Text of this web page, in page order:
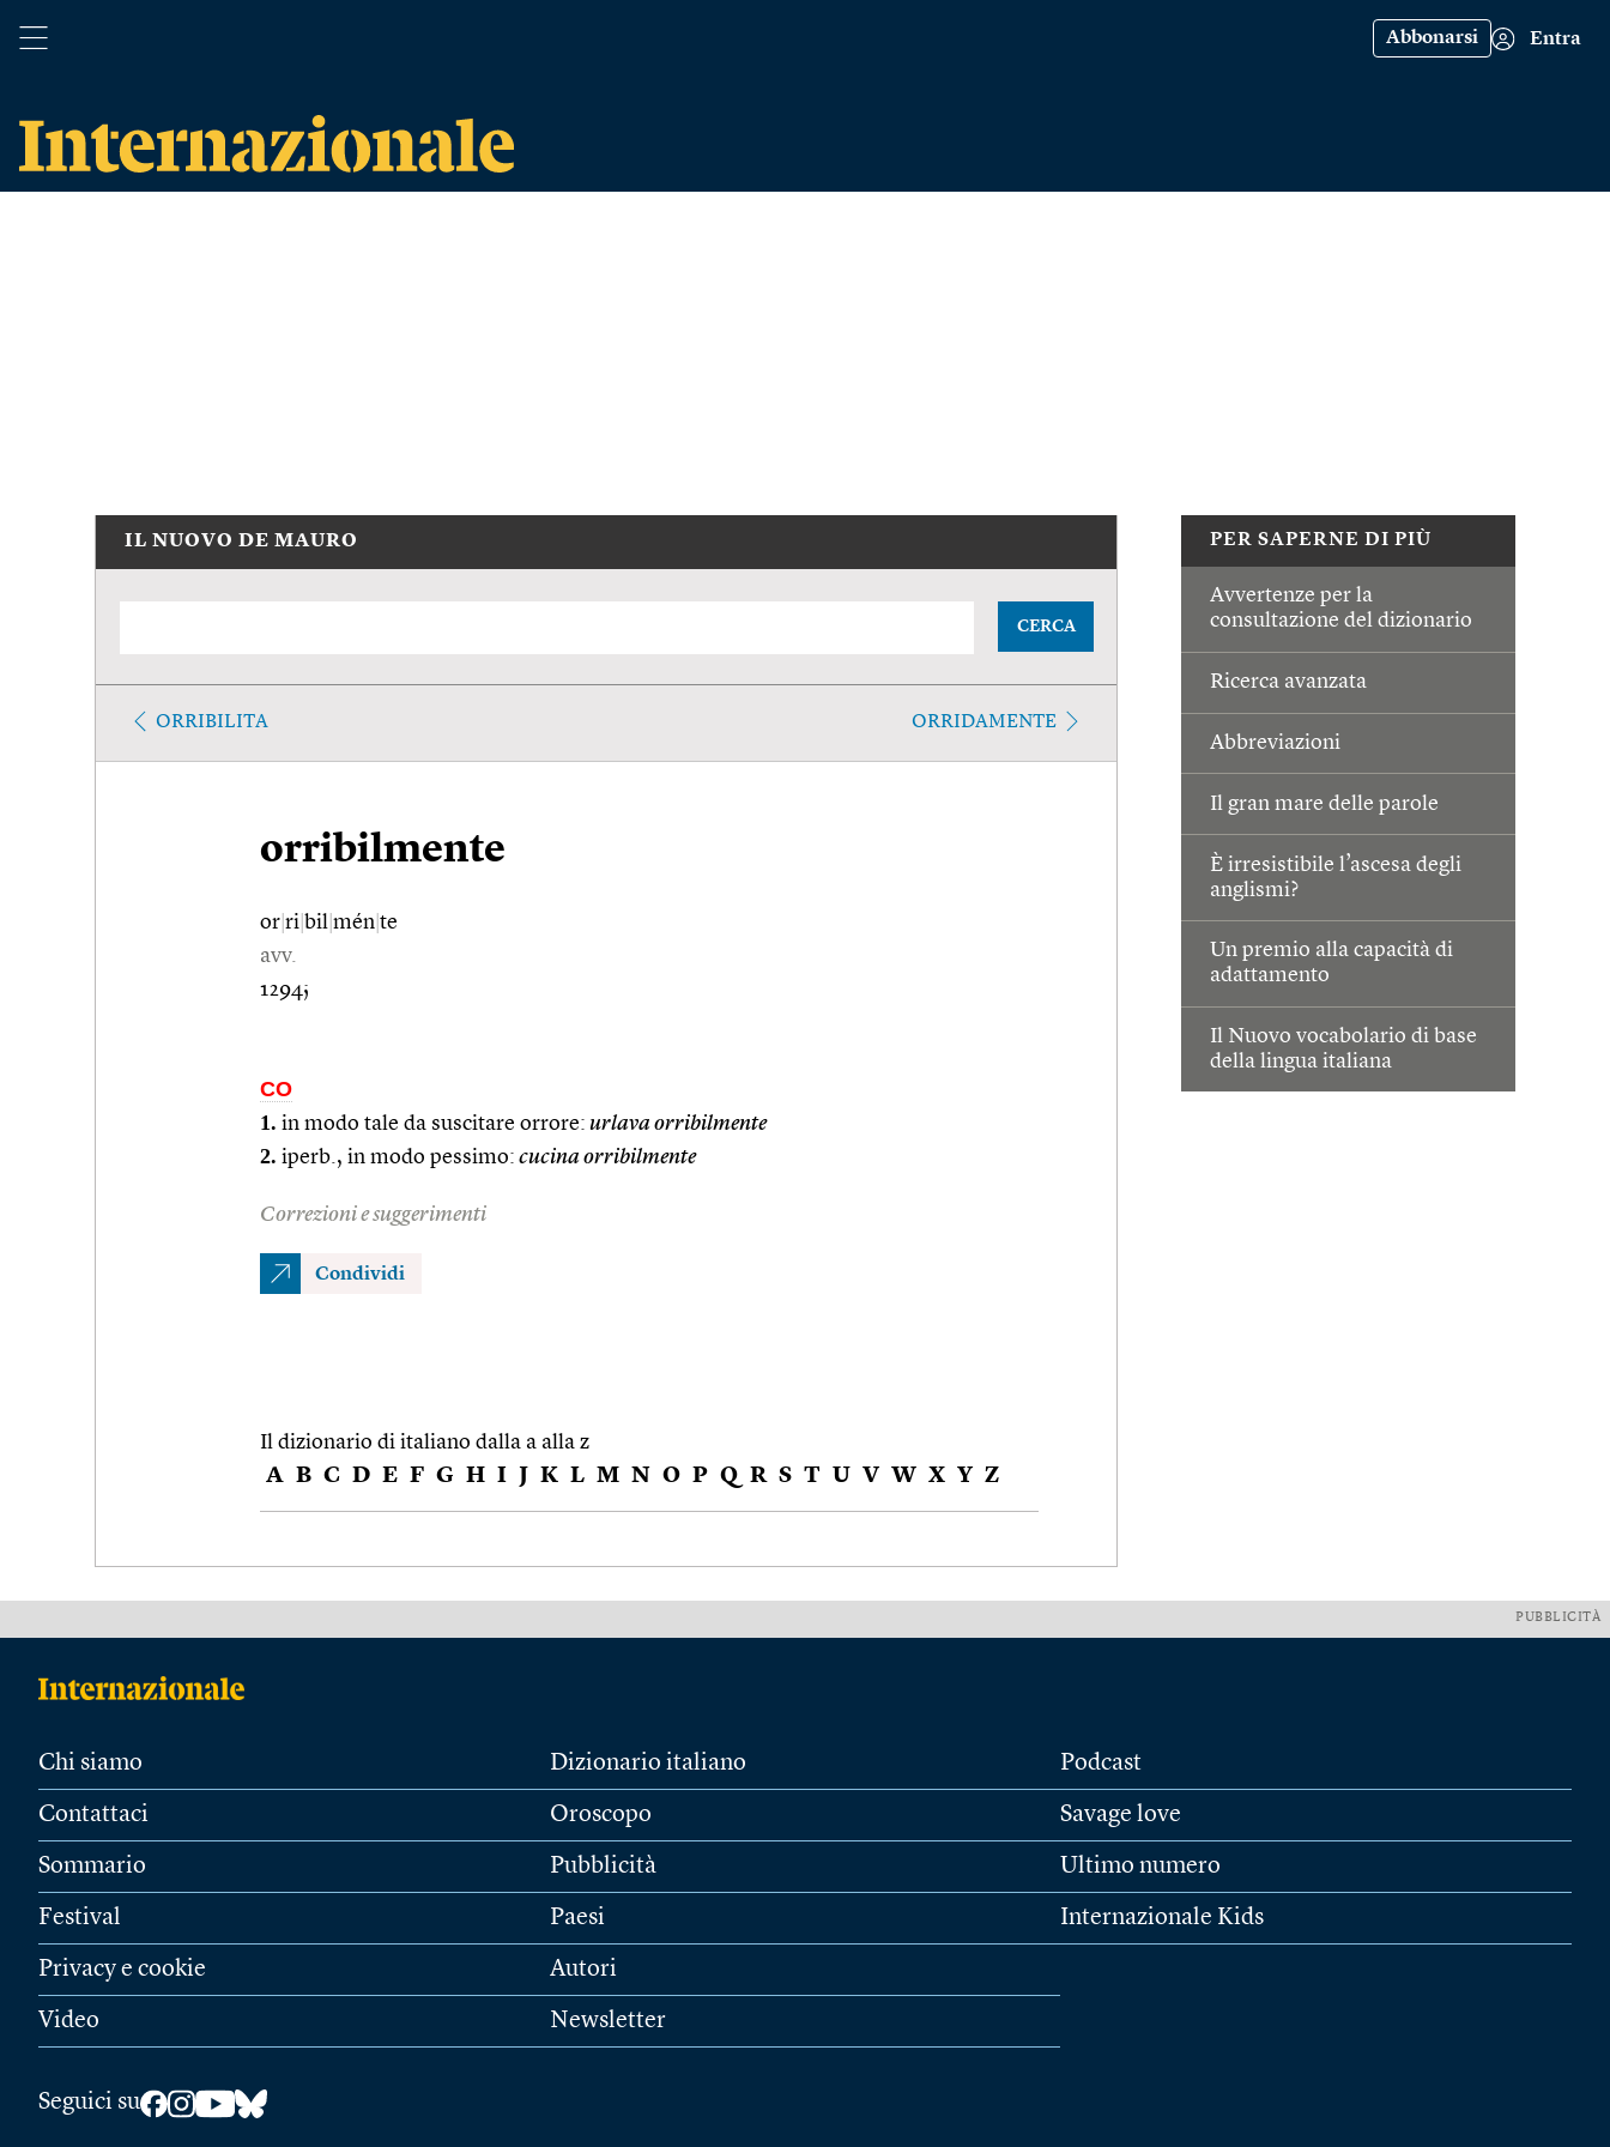
Abbonarsi Entra
PER SAPERNE DI PIÙ
Avvertenze per la
consultazione del dizionario
Ricerca avanzata
Abbreviazioni
Il gran mare delle parole
È irresistibile l’ascesa degli
anglismi?
Un premio alla capacità di
adattamento
Il Nuovo vocabolario di base
della lingua italiana
IL NUOVO DE MAURO
CERCA
ORRIBILITA ORRIDAMENTE
orribilmente
or ri bil mén te
avv.
1294;
CO
1. in modo tale da suscitare orrore: urlava orribilmente
2. iperb., in modo pessimo: cucina orribilmente
Correzioni e suggerimenti
Condividi
Il dizionario di italiano dalla a alla z
A B C D E F G H I J K L M N O P Q R S T U V W X Y Z
PUBBLICITÀ
Chi siamo
Contattaci
Sommario
Festival
Privacy e cookie
Video
Dizionario italiano
Oroscopo
Pubblicità
Paesi
Autori
Newsletter
Podcast
Savage love
Ultimo numero
Internazionale Kids
Seguici su